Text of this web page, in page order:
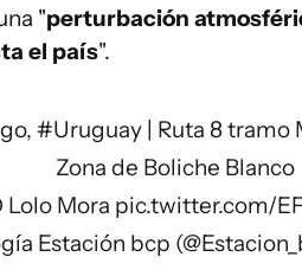
"perturbación
el país".
#Uruguay| Ruta 8 tramo
Zona de Boliche Blanco
Lolo Mora pic.twitter.com/
Estación bcp